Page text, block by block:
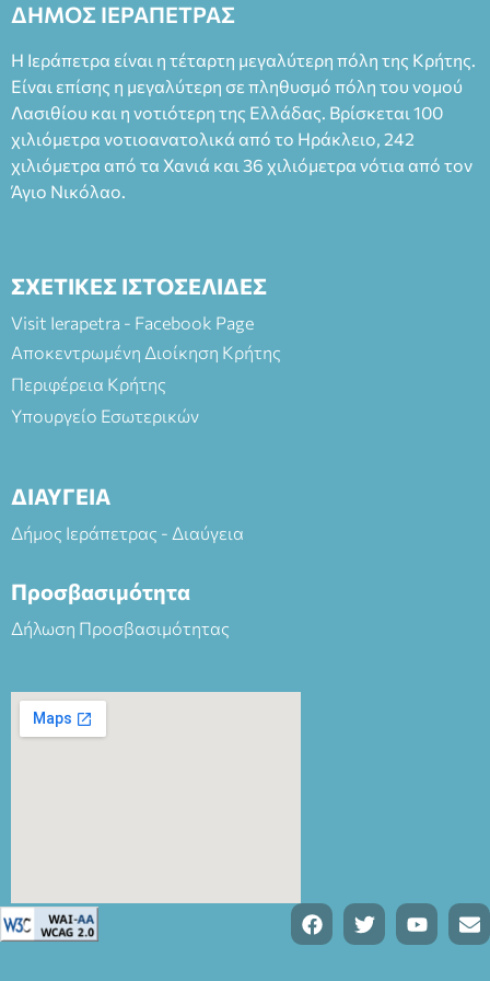
Φεδερίκο. Σκηνοθεσία: Βαγγέλης Θεοδωρόπουλος Είσοδος: :
άνω των 65 Προπώληση: Βιβλιοπωλείο Πάπυρος (Πλατεία
Πλαστήρα), E&G Mini market (Δημοκρατίας 39 Ιεράπετρα)
και στο more.com Χώρος: 3ο Γυμνάσιο Ιεράπετρας
(Είσοδος ΕΠΑ.Λ.) Έναρξη 21:15 Οργάνωση: ΚΝΩΣΟΣ
ΘΕΑΤΡΙΚΕΣ ΠΑΡΑΓΩΓΕΣ ΕΕ
ΔΗΜΟΣ ΙΕΡΑΠΕΤΡΑΣ
Η Ιεράπετρα είναι η τέταρτη μεγαλύτερη πόλη της Κρήτης.
Είναι επίσης η μεγαλύτερη σε πληθυσμό πόλη του νομού
Λασιθίου και η νοτιότερη της Ελλάδας. Βρίσκεται 100
χιλιόμετρα νοτιοανατολικά από το Ηράκλειο, 242
χιλιόμετρα από τα Χανιά και 36 χιλιόμετρα νότια από τον
Άγιο Νικόλαο.
ΣΧΕΤΙΚΕΣ ΙΣΤΟΣΕΛΙΔΕΣ
Visit Ierapetra - Facebook Page
Αποκεντρωμένη Διοίκηση Κρήτης
Περιφέρεια Κρήτης
Υπουργείο Εσωτερικών
ΔΙΑΥΓΕΙΑ
Δήμος Ιεράπετρας - Διαύγεια
Προσβασιμότητα
Δήλωση Προσβασιμότητας